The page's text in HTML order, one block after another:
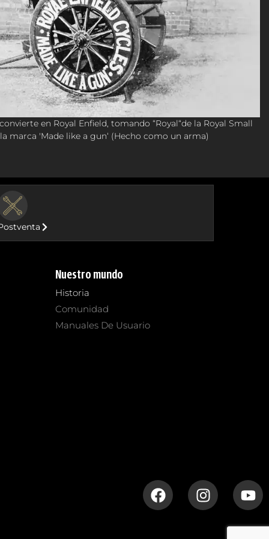
en Royal Enfield, tomando “Royal“de la Royal Small
marca 'Made like a gun‘ (Hecho como un arma)
Nuestro mundo
Historia
Comunidad
Manuales De Usuario